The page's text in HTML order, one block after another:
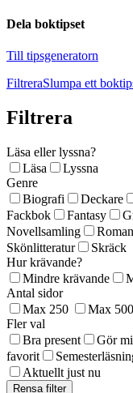
Dela boktipset
Till tipsgeneratorn
FiltreraSlumpa ett
Filtrera
Läsa eller lyssna?
Läsa
Lyssna
Genre
Biografi
Deckare
Fackbok
Fantasy
Novellsamling
Roman
Skönlitteratur
Skräck
Hur krävande?
Mindre krävande
Antal sidor
Max 250
Max 500
Fler val
Bra present
Gör
favorit
Aktuellt just nu